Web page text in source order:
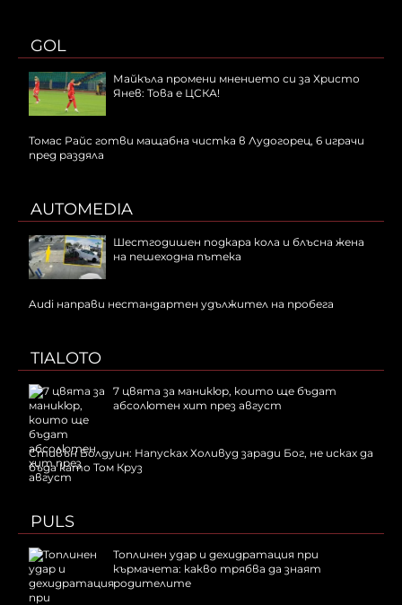
GOL
Майкъла промени мнението си за Христо
Янев: Това е ЦСКА!
Томас Райс готви мащабна чистка в Лудогорец, 6 играчи
пред раздяла
AUTOMEDIA
Шестгодишен подкара кола и блъсна жена
на пешеходна пътека
Audi направи нестандартен удължител на пробега
TIALOTO
7 цвята за маникюр, които ще бъдат
абсолютен хит през август
Стивън Болдуин: Напусках Холивуд заради Бог, не исках да
бъда като Том Круз
PULS
Топлинен удар и дехидратация при
кърмачета: какво трябва да знаят
родителите